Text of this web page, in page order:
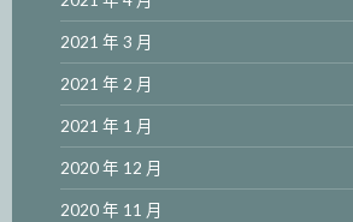
2021 年 3 月
2021 年 2 月
2021 年 1 月
2020 年 12 月
2020 年 11 月